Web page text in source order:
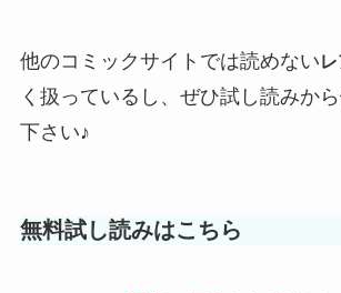
他のコミックサイトでは読めない
く扱っているし、ぜひ試し読みか
下さい♪
無料試し読みはこちら